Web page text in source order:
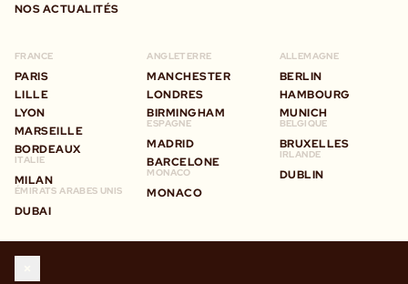
NOS ACTUALITÉS
FRANCE
PARIS
LILLE
LYON
MARSEILLE
BORDEAUX
ITALIE
MILAN
ÉMIRATS ARABES UNIS
DUBAI
ANGLETERRE
MANCHESTER
LONDRES
BIRMINGHAM
ESPAGNE
MADRID
BARCELONE
MONACO
MONACO
ALLEMAGNE
BERLIN
HAMBOURG
MUNICH
BELGIQUE
BRUXELLES
IRLANDE
DUBLIN
STAY IN TOUCH